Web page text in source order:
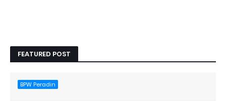
FEATURED POST
BPW Peradin